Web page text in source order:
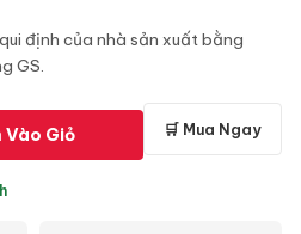
định của nhà sản xuất bằng
GS.
Vào Giỏ 🛒 Mua Ngay